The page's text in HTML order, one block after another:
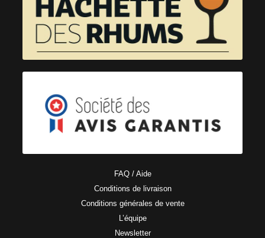
FAQ / Aide
Conditions de livraison
Conditions générales de vente
L’équipe
Newsletter